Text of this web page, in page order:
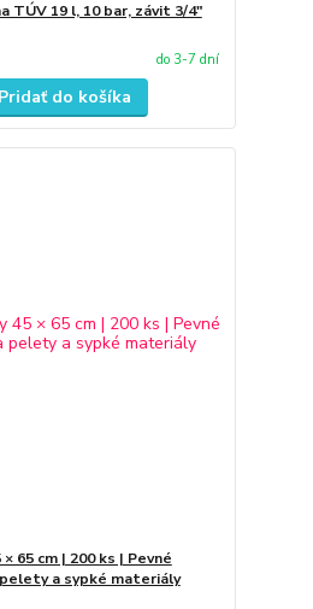
TÚV 19 l, 10 bar, závit 3/4"
do 3-7 dní
Pridať do košíka
65 cm | 200 ks | Pevné
a sypké materiály